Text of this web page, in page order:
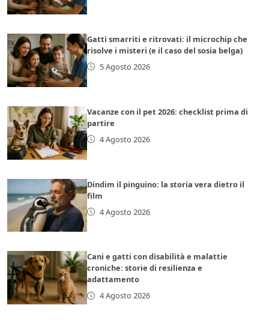
Gatti smarriti e ritrovati: il microchip che
risolve i misteri (e il caso del sosia belga)
5 Agosto 2026
Vacanze con il pet 2026: checklist prima di
partire
4 Agosto 2026
Dindim il pinguino: la storia vera dietro il
film
4 Agosto 2026
Cani e gatti con disabilità e malattie
croniche: storie di resilienza e
adattamento
4 Agosto 2026